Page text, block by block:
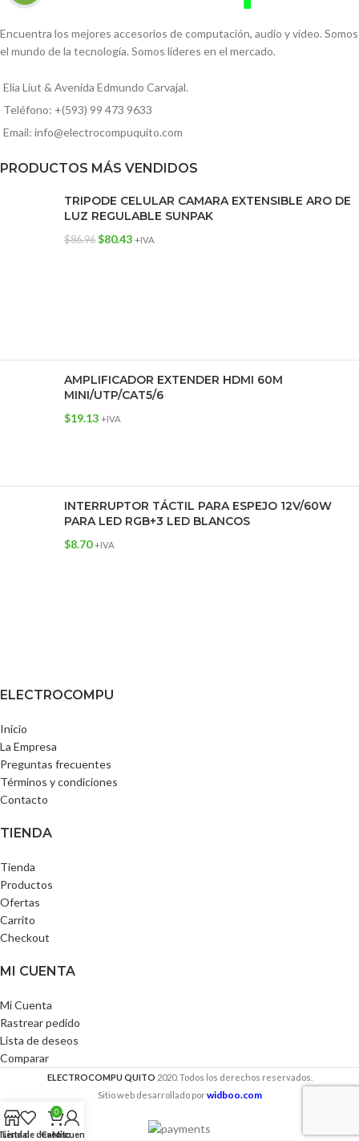
Encuentra los mejores accesorios de computación, audio y video. Somos
el mundo de la tecnología. Somos líderes en el mercado.
Elia Liut & Avenida Edmundo Carvajal.
Teléfono: +(593) 99 473 9633
Email: info@electrocompuquito.com
PRODUCTOS MÁS VENDIDOS
TRIPODE CELULAR CAMARA EXTENSIBLE ARO DE
LUZ REGULABLE SUNPAK
$86.96 $80.43 +IVA
AMPLIFICADOR EXTENDER HDMI 60M
MINI/UTP/CAT5/6
$19.13 +IVA
INTERRUPTOR TÁCTIL PARA ESPEJO 12V/60W
PARA LED RGB+3 LED BLANCOS
$8.70 +IVA
ELECTROCOMPU
Inicio
La Empresa
Preguntas frecuentes
Términos y condiciones
Contacto
TIENDA
Tienda
Productos
Ofertas
Carrito
Checkout
MI CUENTA
Mi Cuenta
Rastrear pedido
Lista de deseos
Comparar
ELECTROCOMPU QUITO 2020. Todos los derechos reservados.
Sitio web desarrollado porwidboo.com
Lista de deseos
0
Carrito
Mi cuenta